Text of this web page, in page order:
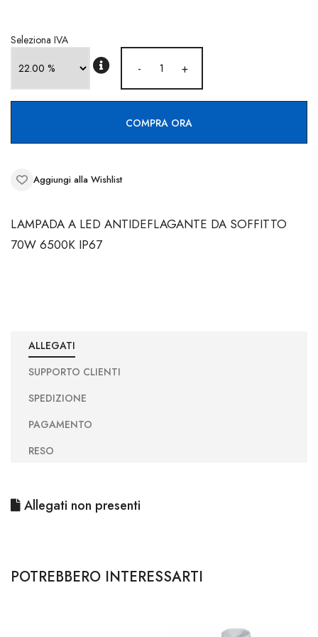
Seleziona IVA
- +
COMPRA ORA
Aggiungi alla Wishlist
LAMPADA A LED ANTIDEFLAGANTE DA SOFFITTO
70W 6500K IP67
ALLEGATI
SUPPORTO CLIENTI
SPEDIZIONE
PAGAMENTO
RESO
Allegati non presenti
POTREBBERO INTERESSARTI